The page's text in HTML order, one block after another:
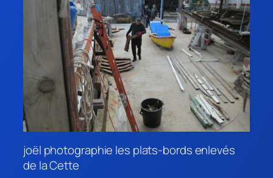
joël photographie les plats-bords enlevés
de la Cette